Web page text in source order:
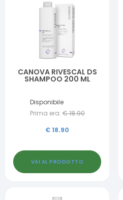
CANOVA RIVESCAL DS
SHAMPOO 200 ML
Disponibile
Prima era: €18.90
€18.90
VAI AL PRODOTTO